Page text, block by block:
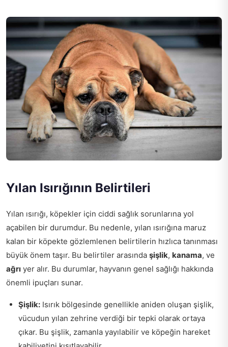
Yılan Isırığının Belirtileri
Yılan ısırığı, köpekler için ciddi sağlık sorunlarına yol
açabilen bir durumdur. Bu nedenle, yılan ısırığına maruz
kalan bir köpekte gözlemlenen belirtilerin hızlıca tanınması
büyük önem taşır. Bu belirtiler arasında şişlik, kanama, ve
ağrı yer alır. Bu durumlar, hayvanın genel sağlığı hakkında
önemli ipuçları sunar.
Şişlik: Isırık bölgesinde genellikle aniden oluşan şişlik,
vücudun yılan zehrine verdiği bir tepki olarak ortaya
çıkar. Bu şişlik, zamanla yayılabilir ve köpeğin hareket